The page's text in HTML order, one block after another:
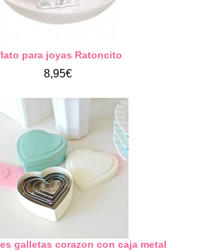
para joyas Ratoncito
8,95€
galletas corazon con caja metal